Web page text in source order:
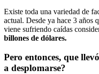
Existe toda una variedad de
actual. Desde ya hace 3 años
viene sufriendo caídas
billones de dólares.
Pero entonces, que
a desplomarse?